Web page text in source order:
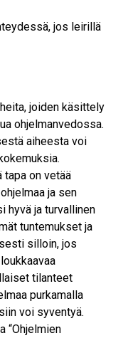
jos leirillä
joiden käsittely
ohjelmanvedossa.
aiheesta voi
tapa on vetää
ja sen
hyvä ja turvallinen
tuntemukset ja
silloin, jos
tilanteet
purkamalla
voi syventyä.
“Ohjelmien